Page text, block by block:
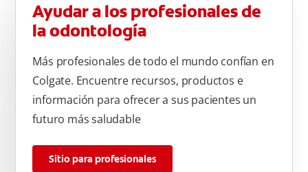
Ayudar a los profesionales de
la odontología
Más profesionales de todo el mundo confían en
Colgate. Encuentre recursos, productos e
información para ofrecer a sus pacientes un
futuro más saludable
Sitio para profesionales